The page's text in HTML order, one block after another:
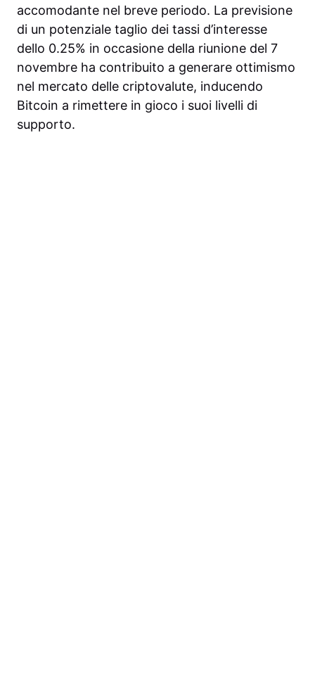
accomodante nel breve periodo. La previsione
di un potenziale taglio dei tassi d’interesse
dello 0.25% in occasione della riunione del 7
novembre ha contribuito a generare ottimismo
nel mercato delle criptovalute, inducendo
Bitcoin a rimettere in gioco i suoi livelli di
supporto.